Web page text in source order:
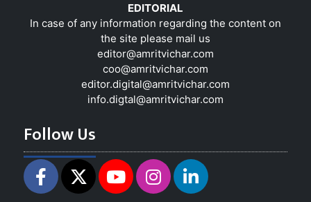
EDITORIAL
In case of any information regarding the content on
the site please mail us
editor@amritvichar.com
coo@amritvichar.com
editor.digital@amritvichar.com
info.digtal@amritvichar.com
Follow Us